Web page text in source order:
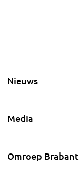
Nieuws
Media
Omroep Brabant